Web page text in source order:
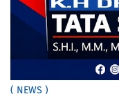
( NEWS )